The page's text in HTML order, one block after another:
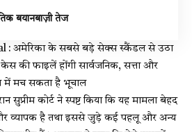
बयानबाज़ी तेज
: अमेरिका के सबसे बड़े सेक्स स्कैंडल से उठा
केस की फाइलें होंगी सार्वजनिक, सत्ता और
में मच सकता है भूचाल
सुप्रीम कोर्ट ने स्पष्ट किया कि यह मामला बेहद
व्यापक है तथा इससे जुड़े कई पहलू और अन्य